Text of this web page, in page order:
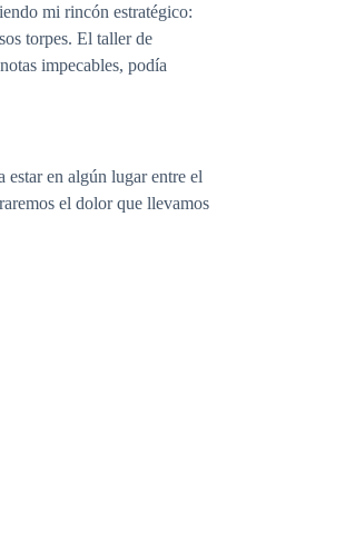
mi rincón estratégico:
torpes. El taller de
impecables, podía
en algún lugar entre el
el dolor que llevamos